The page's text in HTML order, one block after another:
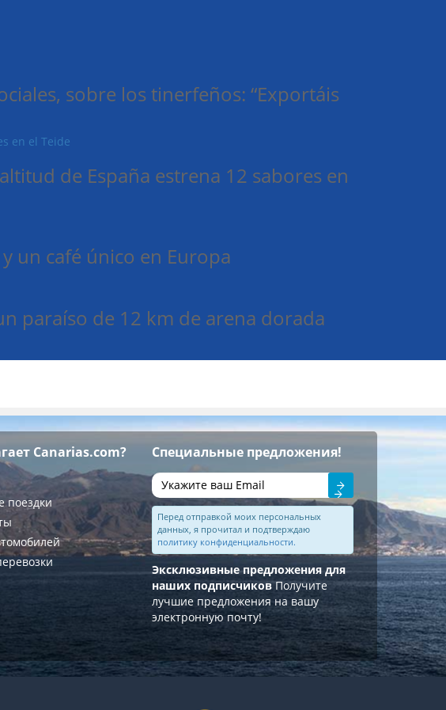
sobre los tinerfeños: “Exportáis
de España estrena 12 sabores en
un café único en Europa
paraíso de 12 km de arena dorada
Canarias.com?
поездки
Специальные предложения!
Отправить
Перед отправкой моих персональных
данных, я прочитал и подтверждаю
политику конфиденциальности.
Эксклюзивные предложения для
наших подписчиковПолучите
лучшие предложения на вашу
электронную почту!